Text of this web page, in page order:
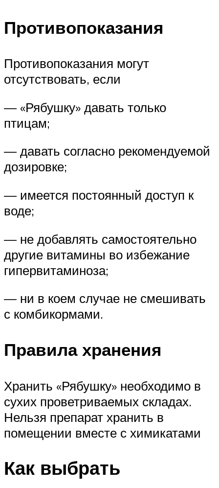
Противопоказания
Противопоказания могут
отсутствовать, если
— «Рябушку» давать только
птицам;
— давать согласно рекомендуемой
дозировке;
— имеется постоянный доступ к
воде;
— не добавлять самостоятельно
другие витамины во избежание
гипервитаминоза;
— ни в коем случае не смешивать
с комбикормами.
Правила хранения
Хранить «Рябушку» необходимо в
сухих проветриваемых складах.
Нельзя препарат хранить в
помещении вместе с химикатами
Как выбрать